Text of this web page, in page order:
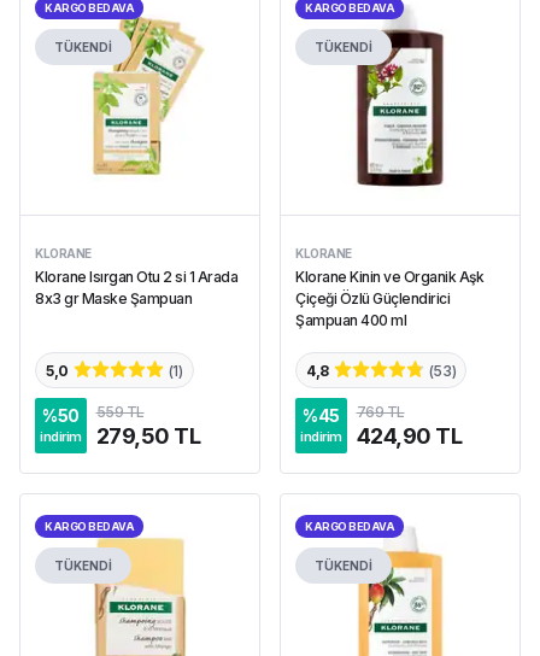
KARGO BEDAVA
TÜKENDİ
KLORANE
Klorane Isırgan Otu 2 si 1 Arada
8x3 gr Maske Şampuan
5,0 (1)
%50
indirim
559 TL
279,50 TL
KARGO BEDAVA
TÜKENDİ
KLORANE
Klorane Kinin ve Organik Aşk
Çiçeği Özlü Güçlendirici
Şampuan 400 ml
4,8 (53)
%45
indirim
769 TL
424,90 TL
KARGO BEDAVA
TÜKENDİ
KARGO BEDAVA
TÜKENDİ